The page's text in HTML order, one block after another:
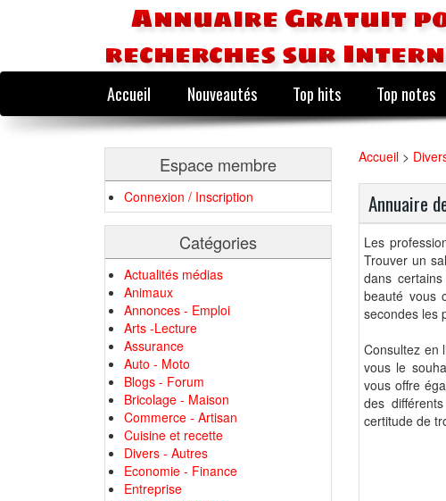
Annuaire Gratuit
recherches sur
Accueil Nouveautés Top hits Top notes
Espace membre
Connexion / Inscription
Catégories
Actualités médias
Animaux
Annonces - Emploi
Arts -Lecture
Assurance
Auto - Moto
Blogs - Forum
Bricolage - Maison
Commerce - Artisan
Cuisine et recette
Divers - Autres
Economie - Finance
Entreprise
Accueil >
Annuaire
Les
Trouver un
dans
beauté vous
secondes les
Consultez en
vous le
vous offre
des
certitude de